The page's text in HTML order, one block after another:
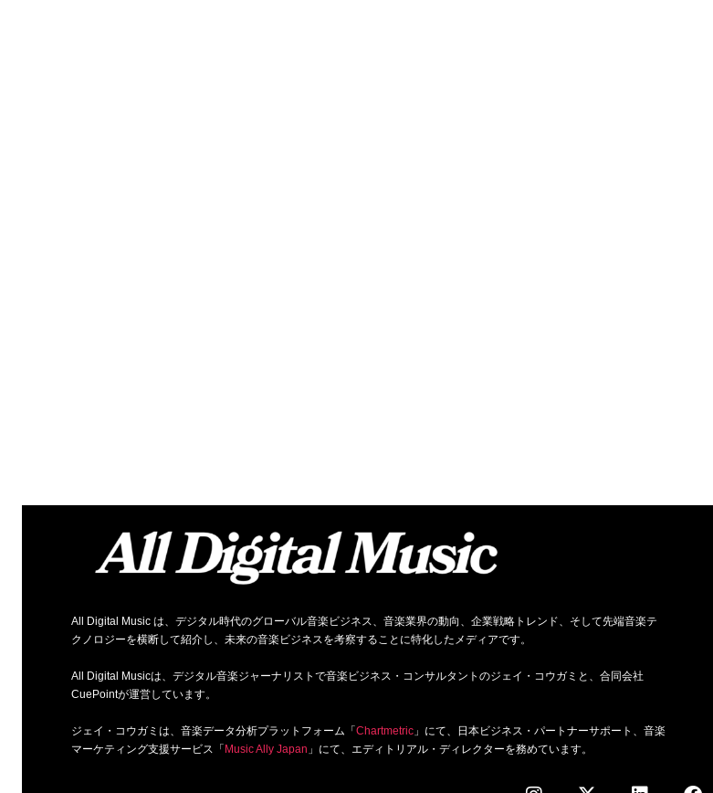
All Digital Music は、デジタル時代のグローバル音楽ビジネス、音楽業界の動向、企業戦略トレンド、そして先端音楽テ
クノロジーを横断して紹介し、未来の音楽ビジネスを考察することに特化したメディアです。
All Digital Musicは、デジタル音楽ジャーナリストで音楽ビジネス・コンサルタントのジェイ・コウガミと、合同会社
CuePointが運営しています。
ジェイ・コウガミは、音楽データ分析プラットフォーム「Chartmetric」にて、日本ビジネス・パートナーサポート、音楽
マーケティング支援サービス「Music Ally Japan 」にて、エディトリアル・ディレクターを務めています。